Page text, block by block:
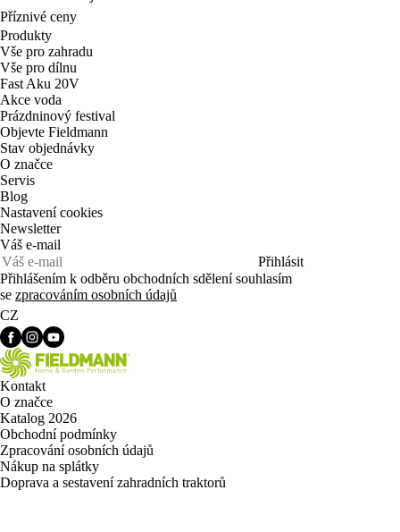
Příznivé ceny
Produkty
Vše pro zahradu
Vše pro dílnu
Fast Aku 20V
Akce voda
Prázdninový festival
Objevte Fieldmann
Stav objednávky
O značce
Servis
Blog
Nastavení cookies
Newsletter
Váš e-mail
Přihlásit
Přihlášením k odběru obchodních sdělení souhlasím
se zpracováním osobních údajů
CZ
Kontakt
O značce
Katalog 2026
Obchodní podmínky
Zpracování osobních údajů
Nákup na splátky
Doprava a sestavení zahradních traktorů